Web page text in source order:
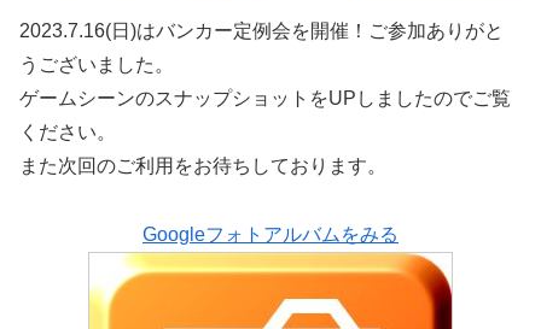
2023.7.16(日)はバンカー定例会を開催！ご参加ありがと
うございました。
ゲームシーンのスナップショットをUPしましたのでご覧
ください。
また次回のご利用をお待ちしております。
Googleフォトアルバムをみる